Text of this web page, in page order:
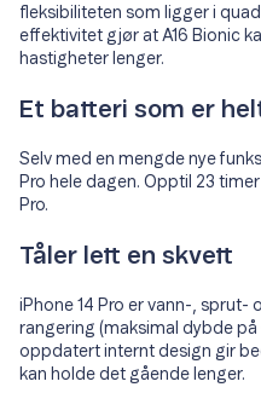
fleksibiliteten som ligger i
effektivitet gjør at A16 Bionic
hastigheter lenger.
Et batteri som er
Selv med en mengde nye
Pro hele dagen. Opptil 23
Pro.
Tåler lett en skvett
iPhone 14 Pro er vann-,
rangering (maksimal dybde
oppdatert internt design gir
kan holde det gående lenger.